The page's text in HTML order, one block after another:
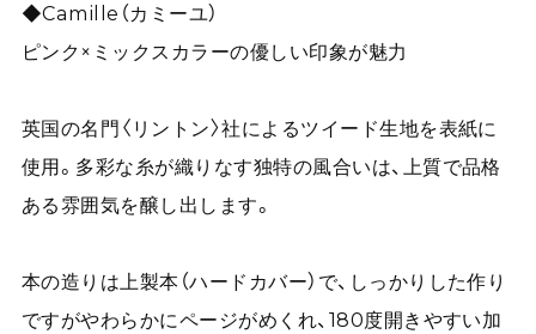
◆Camille（カミーユ）
ピンク×ミックスカラーの優しい印象が魅力
英国の名門〈リントン〉社によるツイード生地を表紙に
使用。多彩な糸が織りなす独特の風合いは、上質で品格
ある雰囲気を醸し出します。
本の造りは上製本（ハードカバー）で、しっかりした作り
ですがやわらかにページがめくれ、180度開きやすい加